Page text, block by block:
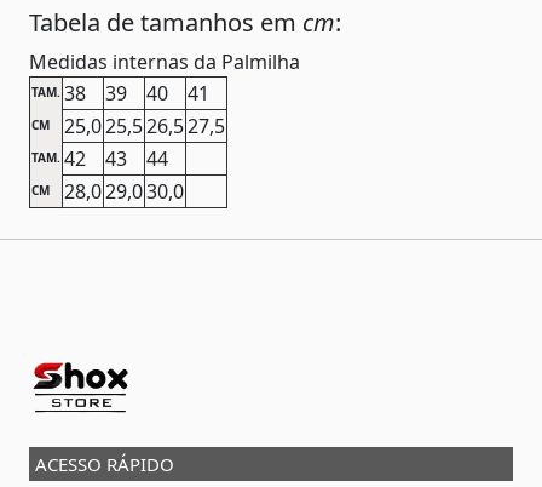
Tabela de tamanhos em cm:
Medidas internas da Palmilha
TAM. 38 39 40 41
CM 25,025,526,527,5
TAM. 42 43 44
CM 28,029,030,0
ACESSO RÁPIDO